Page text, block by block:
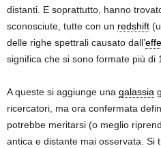
distanti. E soprattutto, hanno
sconosciute, tutte con un redshift
delle righe spettrali causato dall’
significa che si sono formate più di
A queste si aggiunge una galassia
ricercatori, ma ora confermata
potrebbe meritarsi (o meglio
antica e distante mai osservata. Si